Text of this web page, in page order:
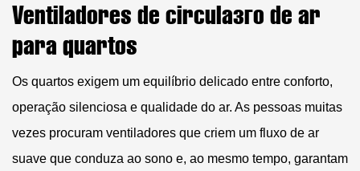
Ventiladores de circulação de ar
para quartos
Os quartos exigem um equilíbrio delicado entre conforto,
operação silenciosa e qualidade do ar. As pessoas muitas
vezes procuram ventiladores que criem um fluxo de ar
suave que conduza ao sono e, ao mesmo tempo, garantam